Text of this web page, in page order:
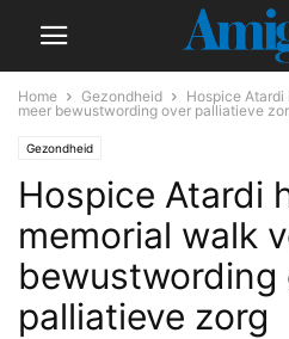
Home Gezondheid
Hospice
meer bewustwording over palliatieve
Gezondheid
Hospice Atardi
memorial walk
bewustwording
palliatieve zorg